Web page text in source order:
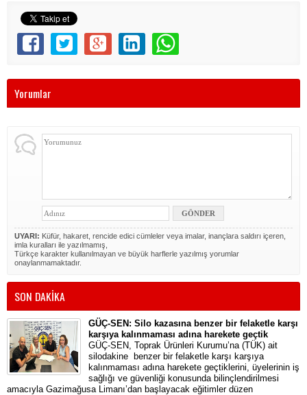
Yorumlar
UYARI: Küfür, hakaret, rencide edici cümleler veya imalar, inançlara saldırı içeren,
imla kuralları ile yazılmamış,
Türkçe karakter kullanılmayan ve büyük harflerle yazılmış yorumlar
onaylanmamaktadır.
SON DAKİKA
GÜÇ-SEN: Silo kazasına benzer bir felaketle karşı
karşıya kalınmaması adına harekete geçtik
GÜÇ-SEN, Toprak Ürünleri Kurumu’na (TÜK) ait
silodakine benzer bir felaketle karşı karşıya
kalınmaması adına harekete geçtiklerini, üyelerinin iş
sağlığı ve güvenliği konusunda bilinçlendirilmesi
amacıyla Gazimağusa Limanı’dan başlayacak eğitimler düzen